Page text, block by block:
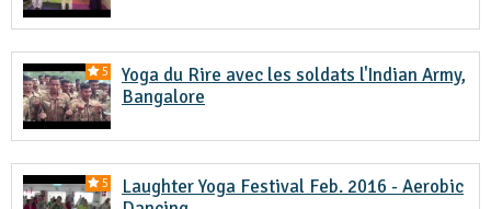
5
Yoga du Rire avec les soldats l'Indian Army,
Bangalore
5
Laughter Yoga Festival Feb. 2016 - Aerobic